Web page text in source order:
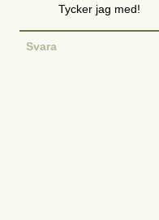
Tycker jag med!
Svara